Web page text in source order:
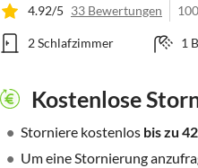
4.92/5 33 Bewertungen
2 Schlafzimmer 1
Kostenlose
• Storniere kostenlos bis zu
• Um eine Stornierung